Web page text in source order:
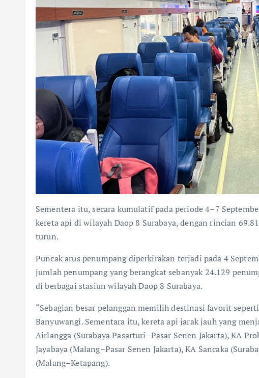
Sementera itu, secara kumulatif pada periode 4–7
kereta api di wilayah Daop 8 Surabaya, dengan rincian
turun.
Puncak arus penumpang diperkirakan terjadi pada 4
jumlah penumpang yang berangkat sebanyak 24.129
di berbagai stasiun wilayah Daop 8 Surabaya.
“Sebagian besar pelanggan memilih destinasi favorit
Banyuwangi. Sementara itu, kereta api jarak jauh yang
Airlangga (Surabaya Pasarturi–Pasar Senen Jakarta), KA
Jayabaya (Malang–Pasar Senen Jakarta), KA Sancaka
(Malang–Ketapang).